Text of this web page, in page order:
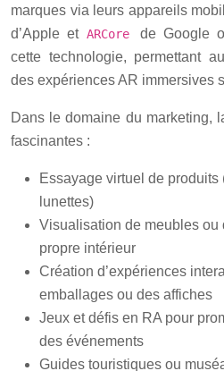
marques via leurs appareils
d’Apple et ARCore de Google
cette technologie, permettant
des expériences AR immersives
Dans le domaine du marketing,
fascinantes :
Essayage virtuel de
lunettes)
Visualisation de meubles ou
propre intérieur
Création d’expériences
emballages ou des affiches
Jeux et défis en RA pour
des événements
Guides touristiques ou